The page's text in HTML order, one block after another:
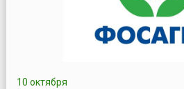
10 октября